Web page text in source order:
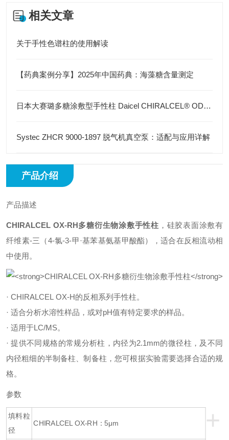
相关文章
关于手性色谱柱的使用解读
【药典案例分享】2025年中国药典：海藻糖含量测定
日本大赛璐多糖涂敷型手性柱 Daicel CHIRALCEL® OD-H 4.6mm×250mm 5µm
Systec ZHCR 9000-1897 脱气机真空泵：适配与应用详解
产品介绍
产品描述
CHIRALCEL OX-RH多糖衍生物涂敷手性柱 ，硅胶表面涂敷有
纤维素-三（4-氯-3-甲·基苯基氨基甲酸酯），适合在反相流动相
中使用。
· CHIRALCEL OX-H的反相系列手性柱。
· 适合分析水溶性样品，或对pH值有特定要求的样品。
· 适用于LC/MS。
· 提供不同规格的常规分析柱，内径为2.1mm的微径柱，及不同
内径粗细的半制备柱、制备柱，您可根据实验需要选择合适的规
格。
参数
+
填料粒
径
CHIRALCEL OX-RH：5μm